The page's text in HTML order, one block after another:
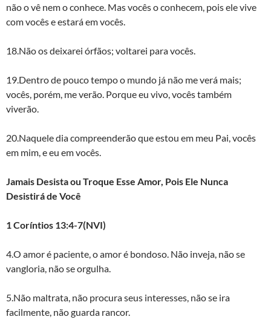
não o vê nem o conhece. Mas vocês o conhecem, pois ele vive
com vocês e estará em vocês.
18.Não os deixarei órfãos; voltarei para vocês.
19.Dentro de pouco tempo o mundo já não me verá mais;
vocês, porém, me verão. Porque eu vivo, vocês também
viverão.
20.Naquele dia compreenderão que estou em meu Pai, vocês
em mim, e eu em vocês.
Jamais Desista ou Troque Esse Amor, Pois Ele Nunca
Desistirá de Você
1 Coríntios 13:4-7(NVI)
4.O amor é paciente, o amor é bondoso. Não inveja, não se
vangloria, não se orgulha.
5.Não maltrata, não procura seus interesses, não se ira
facilmente, não guarda rancor.